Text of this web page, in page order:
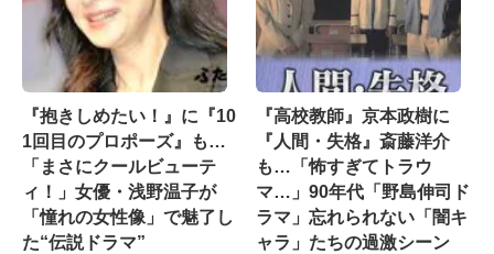
『抱きしめたい！』に『10
1回目のプロポーズ』も…
「まさにクールビューテ
ィ！」女優・浅野温子が
「憧れの女性像」で魅了し
た“伝説ドラマ”
『高校教師』京本政樹に
『人間・失格』斎藤洋介
も…「怖すぎてトラウ
マ…」90年代「野島伸司ド
ラマ」忘れられない「闇キ
ャラ」たちの過激シーン